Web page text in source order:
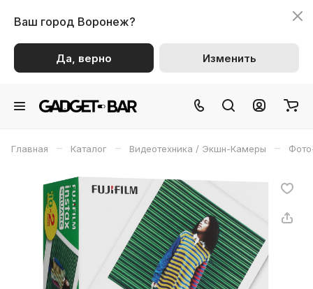
Ваш город Воронеж?
Да, верно Изменить
Главная – Каталог – Видеотехника / Экшн-Камеры –